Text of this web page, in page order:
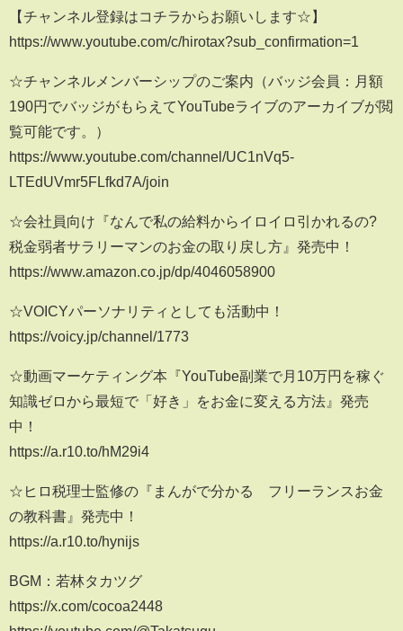
【チャンネル登録はコチラからお願いします☆】
https://www.youtube.com/c/hirotax?sub_confirmation=1
☆チャンネルメンバーシップのご案内（バッジ会員：月額
190円でバッジがもらえてYouTubeライブのアーカイブが閲
覧可能です。）
https://www.youtube.com/channel/UC1nVq5-
LTEdUVmr5FLfkd7A/join
☆会社員向け『なんで私の給料からイロイロ引かれるの?
税金弱者サラリーマンのお金の取り戻し方』発売中！
https://www.amazon.co.jp/dp/4046058900
☆VOICYパーソナリティとしても活動中！
https://voicy.jp/channel/1773
☆動画マーケティング本『YouTube副業で月10万円を稼ぐ
知識ゼロから最短で「好き」をお金に変える方法』発売
中！
https://a.r10.to/hM29i4
☆ヒロ税理士監修の『まんがで分かる フリーランスお金
の教科書』発売中！
https://a.r10.to/hynijs
BGM：若林タカツグ
https://x.com/cocoa2448